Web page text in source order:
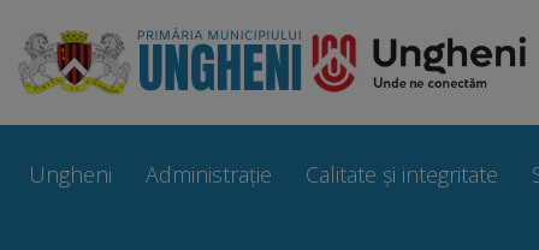
Ungheni
Prezentare
Ungheni Administrație Calitate și integritate